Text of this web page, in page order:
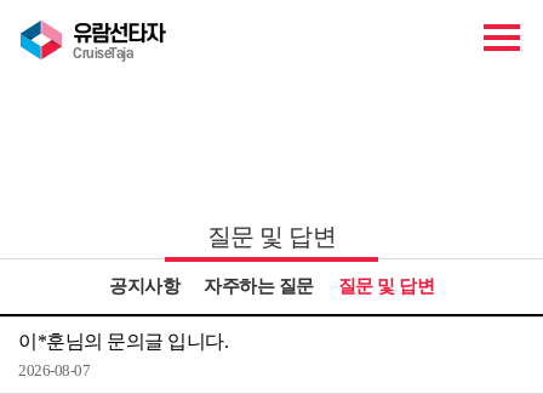
유람선타자
CruiseTaja
질문 및 답변
공지사항 자주하는 질문 질문 및 답변
이*훈님의 문의글 입니다.
2026-08-07